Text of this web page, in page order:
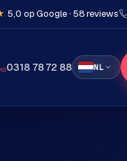
5,0 op Google · 58 reviews
0318 78 72 88 NL